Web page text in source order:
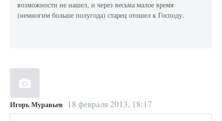
возможности не нашел, и через весьма малое время
(немногим больше полугода) старец отошел к Господу.
Игорь Муравьев 18 февраля 2013, 18:17